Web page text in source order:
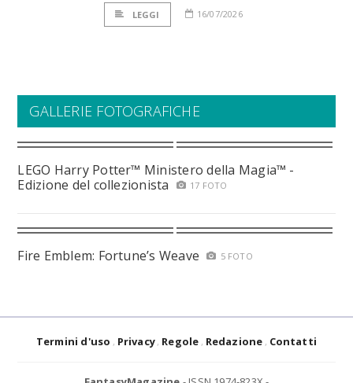
LEGGI 16/07/2026
GALLERIE FOTOGRAFICHE
LEGO Harry Potter™ Ministero della Magia™ -
Edizione del collezionista
17 FOTO
Fire Emblem: Fortune’s Weave 5 FOTO
Termini d'uso Privacy Regole Redazione Contatti